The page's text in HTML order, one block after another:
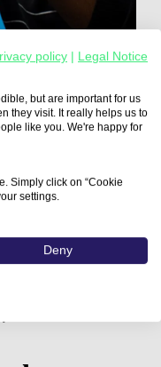
-
und
policy
Legal Notice
but are important for us
they visit. It really helps us to
like you. We're happy for
Simply click on “Cookie
settings.
Deny